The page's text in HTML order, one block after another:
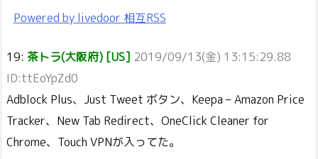
Powered by livedoor 相互RSS
19: 茶トラ(大阪府) [US] 2019/09/13(金) 13:15:29.88
ID:ttEoYpZd0
Adblock Plus、Just Tweet ボタン、Keepa – Amazon Price
Tracker、New Tab Redirect、OneClick Cleaner for
Chrome、Touch VPNが入ってた。